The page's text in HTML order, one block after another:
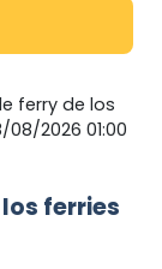
ferry de los
2026 01:00
ferries